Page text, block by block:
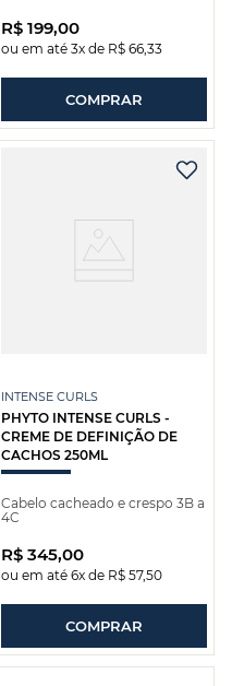
R$ 199,00
ou em até 3x de R$ 66,33
COMPRAR
INTENSE CURLS
PHYTO INTENSE CURLS -
CREME DE DEFINIÇÃO DE
CACHOS 250ML
Cabelo cacheado e crespo 3B a
4C
R$ 345,00
ou em até 6x de R$ 57,50
COMPRAR